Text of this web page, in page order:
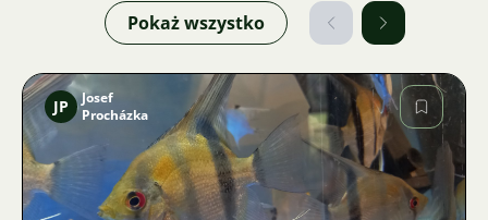
Pokaż wszystko
Zdjęcie
JP
Josef
Procházka